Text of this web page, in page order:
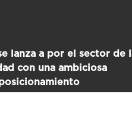
lanza a por el sector de
con una ambiciosa